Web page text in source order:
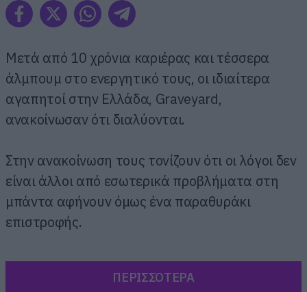
Μετά από 10 χρόνια καριέρας και τέσσερα
άλμπουμ στο ενεργητικό τους, οι ιδιαίτερα
αγαπητοί στην Ελλάδα, Graveyard,
ανακοίνωσαν ότι διαλύονται.
Στην ανακοίνωση τους τονίζουν ότι οι λόγοι δεν
είναι άλλοι από εσωτερικά προβλήματα στη
μπάντα αφήνουν όμως ένα παραθυράκι
επιστροφής.
ΠΕΡΙΣΣΟΤΕΡΑ